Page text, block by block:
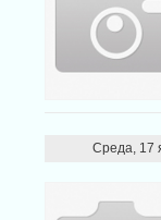
Среда, 17